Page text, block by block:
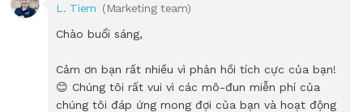
L. Tiem (Marketing team)
Chào buổi sáng,
Cảm ơn bạn rất nhiều vì phản hồi tích cực của bạn!
😊 Chúng tôi rất vui vì các mô-đun miễn phí của
chúng tôi đáp ứng mong đợi của bạn và hoạt động